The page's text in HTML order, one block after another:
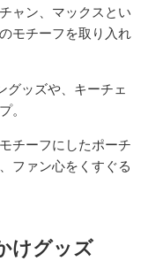
ャン、マックスとい
モチーフを取り入れ
グッズや、キーチェ
。
チーフにしたポーチ
ファン心をくすぐる
けグッズ